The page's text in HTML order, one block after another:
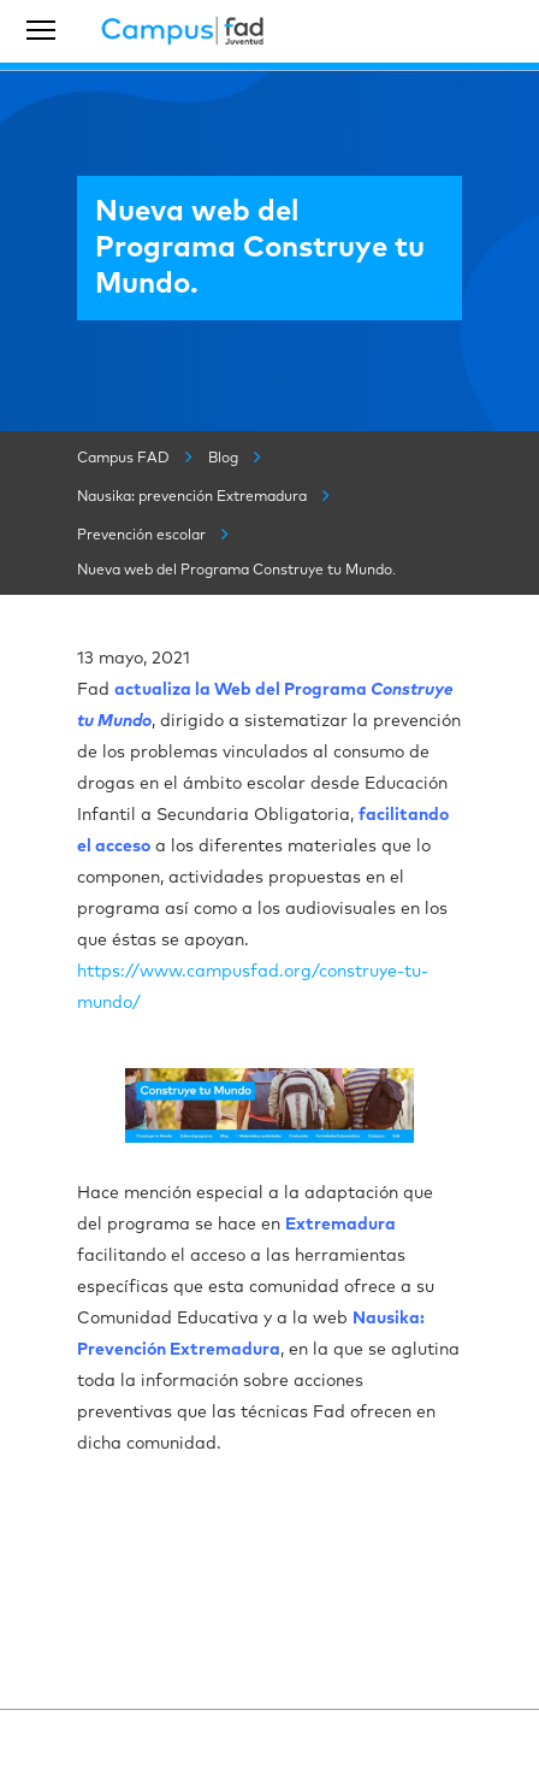
Nueva web del
Programa Construye tu
Mundo.
Campus FAD Blog
Nausika: prevención Extremadura
Prevención escolar
Nueva web del Programa Construye tu Mundo.
13 mayo, 2021
Fad actualiza la Web del Programa Construye
tu Mundo, dirigido a sistematizar la prevención
de los problemas vinculados al consumo de
drogas en el ámbito escolar desde Educación
Infantil a Secundaria Obligatoria, facilitando
el acceso a los diferentes materiales que lo
componen, actividades propuestas en el
programa así como a los audiovisuales en los
que éstas se apoyan.
https://www.campusfad.org/construye-tu-
mundo/
Hace mención especial a la adaptación que
del programa se hace en Extremadura
facilitando el acceso a las herramientas
específicas que esta comunidad ofrece a su
Comunidad Educativa y a la web Nausika:
Prevención Extremadura, en la que se aglutina
toda la información sobre acciones
preventivas que las técnicas Fad ofrecen en
dicha comunidad.